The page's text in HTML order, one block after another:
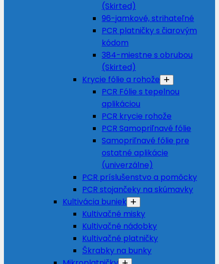
(Skirted)
96-jamkové, strihateľné
PCR platničky s čiarovým
kódom
384-miestne s obrubou
(Skirted)
Krycie fólie a rohože
PCR Fólie s tepelnou
aplikáciou
PCR krycie rohože
PCR Samopriľnavé fólie
Samopriľnavé fólie pre
ostatné aplikácie
(univerzálne)
PCR príslušenstvo a pomôcky
PCR stojančeky na skúmavky
Kultivácia buniek
Kultivačné misky
Kultivačné nádobky
Kultivačné platničky
Škrabky na bunky